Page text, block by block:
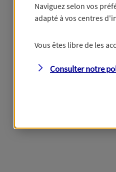
Naviguez selon vos
adapté à vos centres
Vous êtes libre de les
Consulter notre